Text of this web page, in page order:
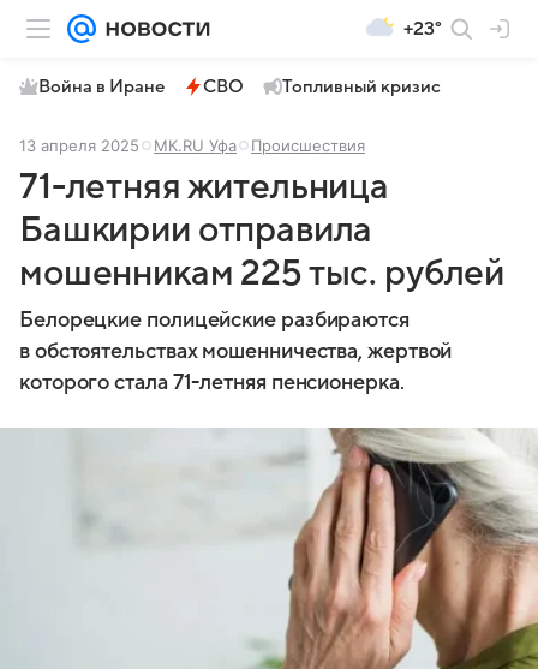
+23°
Война в Иране СВО Топливный кризис
13 апреля 2025 МК.RU Уфа Происшествия
71-летняя жительница
Башкирии отправила
мошенникам 225 тыс. рублей
Белорецкие полицейские разбираются
в обстоятельствах мошенничества, жертвой
которого стала 71-летняя пенсионерка.